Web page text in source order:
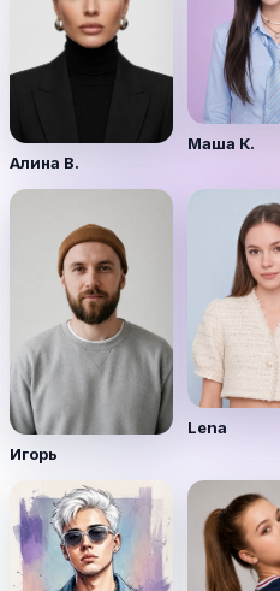
Алина В.
Маша К.
Игорь
Lena